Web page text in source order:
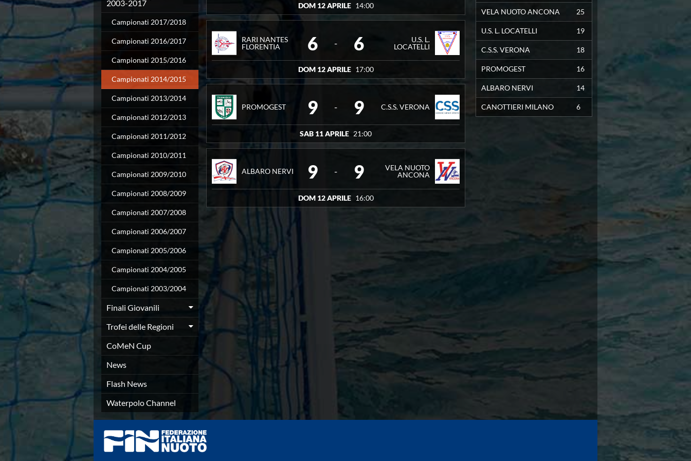
Campionato A2 Maschile
Campionato A2 Femminile
Campionato B Maschile
Storico Campionati 2003-2017
Finali Giovanili
Trofei delle Regioni
CoMeN Cup
News
Flash News
Waterpolo Channel
Tuffi
Eventi
Norme e documenti
Risultati e Classifiche
Azzurri
News
Flash News
Artistico
Eventi
Norme e documenti
Risultati e Classifiche
Azzurri
News
Flash News
Fondo
Eventi
Grand Prix
Norme e documenti
Risultati e Classifiche
Primati
Azzurri
News
Flash News
Salvamento
Eventi
Norme e documenti
Risultati e Classifiche
Albi d'oro - Primati
News
Flash News
Master
2003-2017
Campionati 2017/2018
Campionati 2016/2017
Campionati 2015/2016
Campionati 2014/2015
Campionati 2013/2014
Campionati 2012/2013
Campionati 2011/2012
Campionati 2010/2011
Campionati 2009/2010
Campionati 2008/2009
Campionati 2007/2008
Campionati 2006/2007
Campionati 2005/2006
Campionati 2004/2005
Campionati 2003/2004
Finali Giovanili
Trofei delle Regioni
CoMeN Cup
News
Flash News
Waterpolo Channel
DOM 12 APRILE 14:00
RARI NANTES
FLORENTIA
6 - 6
U.S. L.
LOCATELLI
DOM 12 APRILE 17:00
PROMOGEST 9 - 9 C.S.S. VERONA
SAB 11 APRILE 21:00
ALBARO NERVI 9 - 9
VELA NUOTO
ANCONA
DOM 12 APRILE 16:00
VELA NUOTO ANCONA 25
U.S. L. LOCATELLI 19
C.S.S. VERONA 18
PROMOGEST 16
ALBARO NERVI 14
CANOTTIERI MILANO 6
16
ALBARO NERVI
14 9 2 2 5 9 3 5 18 3 5
10
CANOTTIERI MILANO
6 9 1 8 18 14